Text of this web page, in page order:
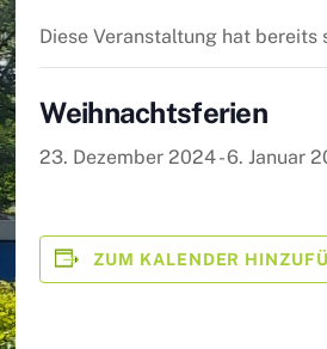
Diese Veranstaltung hat bereits
Weihnachtsferien
23. Dezember 2024-6. Januar
ZUM KALENDER